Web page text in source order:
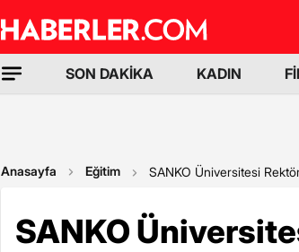
SON DAKİKA KADIN
Anasayfa Eğitim SANKO Üniversitesi
SANKO